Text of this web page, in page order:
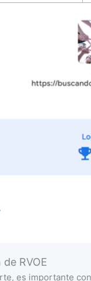
RVOE
es importante